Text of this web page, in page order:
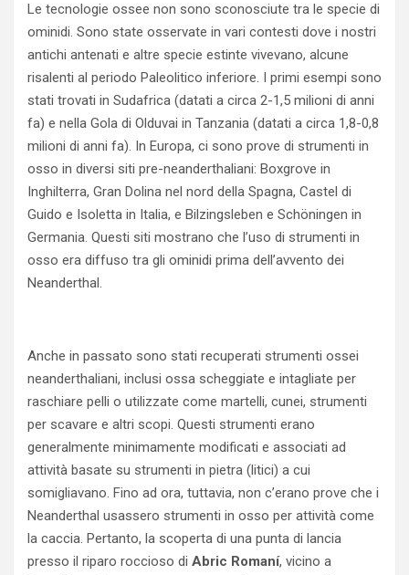
Le tecnologie ossee ‍non sono sconosciute tra‍ le specie‍ di
ominidi. Sono⁢ state osservate in vari contesti dove i nostri
antichi antenati e altre specie estinte vivevano, ‌alcune
risalenti al​ periodo Paleolitico inferiore. I primi esempi sono
⁤stati trovati ​in Sudafrica (datati a ‌circa 2-1,5 ‌milioni di anni
fa) e nella Gola​ di ⁢Olduvai‌ in Tanzania (datati a circa⁢ 1,8-0,8
milioni di anni fa). In Europa, ci sono ​prove di strumenti in‍
osso in diversi siti pre-neanderthaliani: Boxgrove in
Inghilterra, Gran Dolina nel nord‌ della Spagna, Castel di⁢
Guido e Isoletta⁣ in Italia, e ‍Bilzingsleben e Schöningen in
Germania. ⁢Questi siti mostrano che l’uso di strumenti in
osso era diffuso tra gli ominidi prima dell’avvento⁤ dei
Neanderthal.
Anche in passato sono stati recuperati strumenti ​ossei
neanderthaliani, ⁣inclusi ossa scheggiate e intagliate⁤ per
raschiare pelli o utilizzate come martelli, cunei, strumenti
⁣per scavare e altri scopi. ​Questi strumenti erano
generalmente minimamente modificati e associati ad
attività‍ basate⁣ su strumenti in pietra (litici) a cui
somigliavano. Fino ad ora, tuttavia, non c’erano prove che i⁣
Neanderthal usassero strumenti in osso‍ per attività come
la caccia.⁣ Pertanto, la scoperta di una‍ punta di‍ lancia
presso il riparo roccioso⁣ di​ Abric Romaní, vicino a